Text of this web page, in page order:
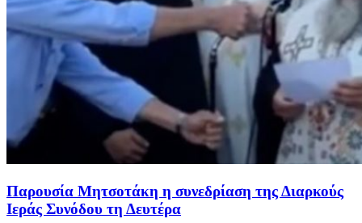
Παρουσία Μητσοτάκη η συνεδρίαση της Διαρκούς
Ιεράς Συνόδου τη Δευτέρα